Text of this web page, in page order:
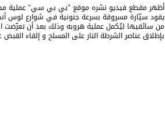
أظهر مقطع فيديو نشره موقع "بي بي سي" عملية
يقود سيّارة مسروقة بسرعة جنونية في شوارع لوس
من سائقيها ليُكمل عملية هروبه وذلك بعد أن
بإطلاق عناصر الشرطة النار على المسلح و إلقاء القبض